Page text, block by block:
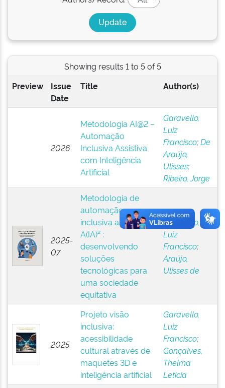
Showing results 1 to 5 of 5
Preview
Issue
Date
Title Author(s)
2026
Metodologia AI@2 –
Automação
Inclusiva Assistiva
com Inteligência
Artificial
Garavello,
Luiz
Francisco;De
Araújo,
Ulisses;
Ribeiro, Jorge
2025-
07
Metodologia de
automação
inclusiva assistiva
A(IA)² :
desenvolvendo
soluções
tecnológicas para
uma sociedade
equitativa
Garavello,
Luiz
Francisco;
Araújo,
Ulisses de
2025
Projeto visão
inclusiva:
acessibilidade
cultural através de
maquetes 3D e
inteligência artificial
Garavello,
Luiz
Francisco;
Gonçalves,
Thelma
Letícia